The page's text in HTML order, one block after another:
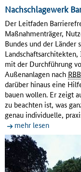
Nachschlagewerk
Der Leitfaden
Maßnahmenträger,
Bundes und der
mit der Durchführung
Außenanlagen nach
darüber hinaus eine
bauen wollen. Er zeigt
zu beachten ist, was
genau individuelle,
mehr lesen